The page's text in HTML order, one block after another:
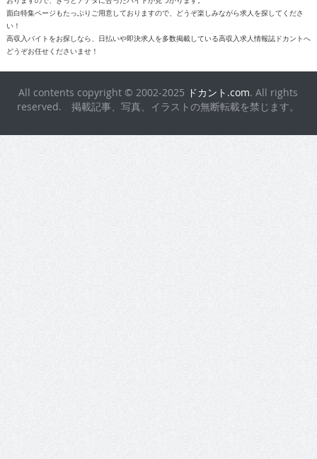
面白特集ページもたっぷりご用意しておりますので、どうぞ楽しみながら求人を探してくださ
い！
高収入バイトをお探しなら、日払いや即決求人を多数掲載している高収入求人情報誌ドカントへ
どうぞお任せくださいませ！
All contents copyright © 2002-2025 ドカント.com. All rights
reserved. 掲載記事、写真、イラストの無断転載を禁じます。